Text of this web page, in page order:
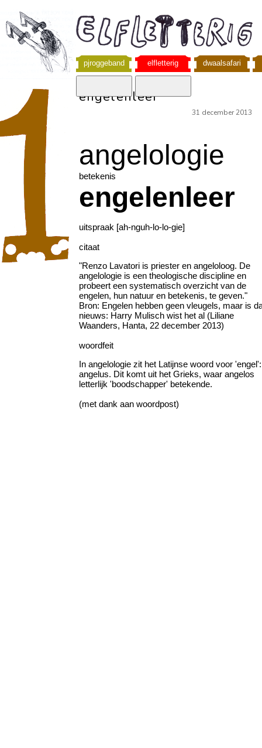
pjroggeband elfletterig dwaalsafari
engelenleer
31 december 2013
angelologie
betekenis
engelenleer
uitspraak [ah-nguh-lo-lo-gie]
citaat
"Renzo Lavatori is priester en angeloloog. De
angelologie is een theologische discipline en
probeert een systematisch overzicht van de
engelen, hun natuur en betekenis, te geven."
Bron: Engelen hebben geen vleugels, maar is
nieuws: Harry Mulisch wist het al (Liliane
Waanders, Hanta, 22 december 2013)
woordfeit
In angelologie zit het Latijnse woord voor 'engel':
angelus. Dit komt uit het Grieks, waar angelos
letterlijk 'boodschapper' betekende.
(met dank aan woordpost)